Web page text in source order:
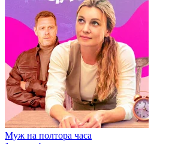
Муж на полтора часа